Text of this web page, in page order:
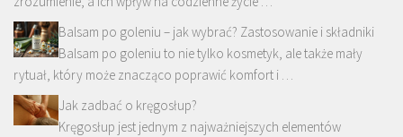
Balsam po goleniu – jak wybrać? Zastosowanie i składniki
Balsam po goleniu to nie tylko kosmetyk, ale także mały
rytuał, który może znacząco poprawić komfort i …
Jak zadbać o kręgosłup?
Kręgosłup jest jednym z najważniejszych elementów